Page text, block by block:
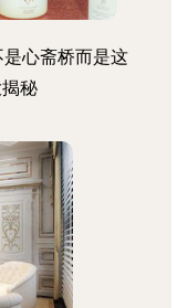
心斋桥而是这
秘